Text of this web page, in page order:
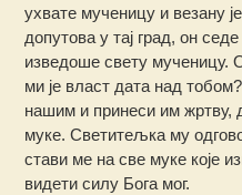
ухвате мученицу и везану
допутова у тај град, он
изведоше свету мученицу.
ми је власт дата над
нашим и принеси им жртву,
муке. Светитељка му
стави ме на све муке које
видети силу Бога мог.